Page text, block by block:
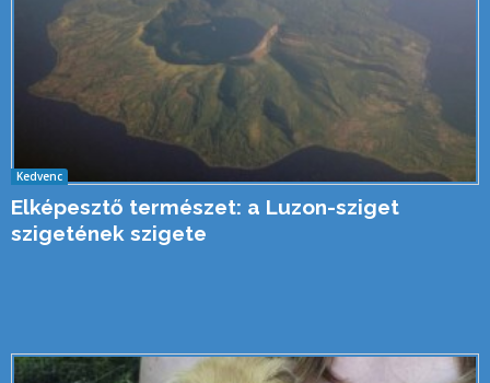
Kedvenc
Elképesztő természet: a Luzon-sziget
szigetének szigete